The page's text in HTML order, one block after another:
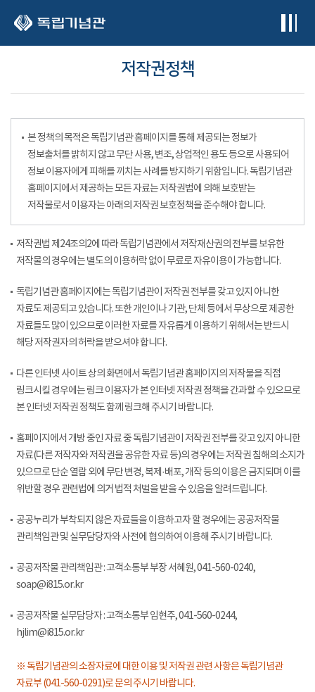
저작권정책
본 정책의 목적은 독립기념관 홈페이지를 통해 제공되는 정보가
정보출처를 밝히지 않고 무단 사용, 변조, 상업적인 용도 등으로 사용되어
정보 이용자에게 피해를 끼치는 사례를 방지하기 위함입니다. 독립기념관
홈페이지에서 제공하는 모든 자료는 저작권법에 의해 보호받는
저작물로서 이용자는 아래의 저작권 보호정책을 준수해야 합니다.
저작권법 제24조의2에 따라 독립기념관에서 저작재산권의 전부를 보유한
저작물의 경우에는 별도의 이용허락 없이 무료로 자유이용이 가능합니다.
독립기념관 홈페이지에는 독립기념관이 저작권 전부를 갖고 있지 아니한
자료도 제공되고 있습니다. 또한 개인이나 기관, 단체 등에서 무상으로 제공한
자료들도 많이 있으므로 이러한 자료를 자유롭게 이용하기 위해서는 반드시
해당 저작권자의 허락을 받으셔야 합니다.
다른 인터넷 사이트 상의 화면에서 독립기념관 홈페이지의 저작물을 직접
링크시킬 경우에는 링크 이용자가 본 인터넷 저작권 정책을 간과할 수 있으므로
본 인터넷 저작권 정책도 함께 링크해 주시기 바랍니다.
홈페이지에서 개방 중인 자료 중 독립기념관이 저작권 전부를 갖고 있지 아니한
자료(다른 저작자와 저작권을 공유한 자료 등)의 경우에는 저작권 침해의 소지가
있으므로 단순 열람 외에 무단 변경, 복제·배포, 개작 등의 이용은 금지되며 이를
위반할 경우 관련법에 의거 법적 처벌을 받을 수 있음을 알려드립니다.
공공누리가 부착되지 않은 자료들을 이용하고자 할 경우에는 공공저작물
관리책임관 및 실무담당자와 사전에 협의하여 이용해 주시기 바랍니다.
공공저작물 관리책임관 : 고객소통부 부장 서혜원, 041-560-0240,
soap@i815.or.kr
공공저작물 실무담당자 : 고객소통부 임현주, 041-560-0244,
hjlim@i815.or.kr
※ 독립기념관의 소장자료에 대한 이용 및 저작권 관련 사항은 독립기념관
자료부 (041-560-0291)로 문의 주시기 바랍니다.